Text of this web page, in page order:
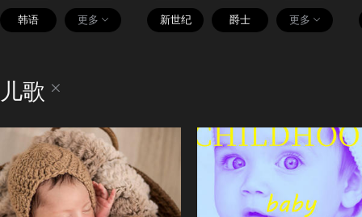
韩语 更多 新世纪 爵士 更多
儿歌 